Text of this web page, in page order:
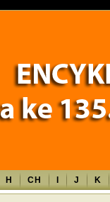
'TXT' (this will throw
H CH J K